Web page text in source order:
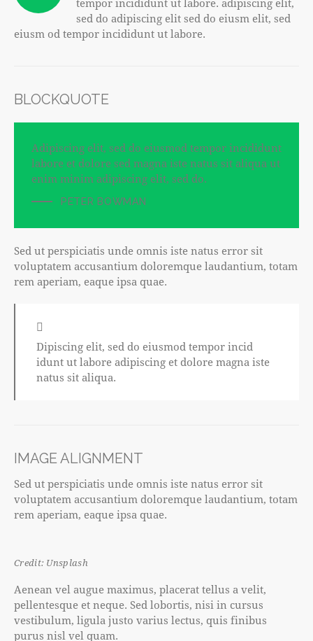
tempor incididunt ut labore. adipiscing elit,
sed do adipiscing elit sed do eiusm elit, sed
eiusm od tempor incididunt ut labore.
BLOCKQUOTE
Adipiscing elit, sed do eiusmod tempor incididunt
labore et dolore sed magna iste natus sit aliqua ut
enim minim adipiscing elit, sed do.
PETER BOWMAN
Sed ut perspiciatis unde omnis iste natus error sit
voluptatem accusantium doloremque laudantium, totam
rem aperiam, eaque ipsa quae.
Dipiscing elit, sed do eiusmod tempor incid
idunt ut labore adipiscing et dolore magna iste
natus sit aliqua.
IMAGE ALIGNMENT
Sed ut perspiciatis unde omnis iste natus error sit
voluptatem accusantium doloremque laudantium, totam
rem aperiam, eaque ipsa quae.
Credit: Unsplash
Aenean vel augue maximus, placerat tellus a velit,
pellentesque et neque. Sed lobortis, nisi in cursus
vestibulum, ligula justo varius lectus, quis finibus
purus nisl vel quam.